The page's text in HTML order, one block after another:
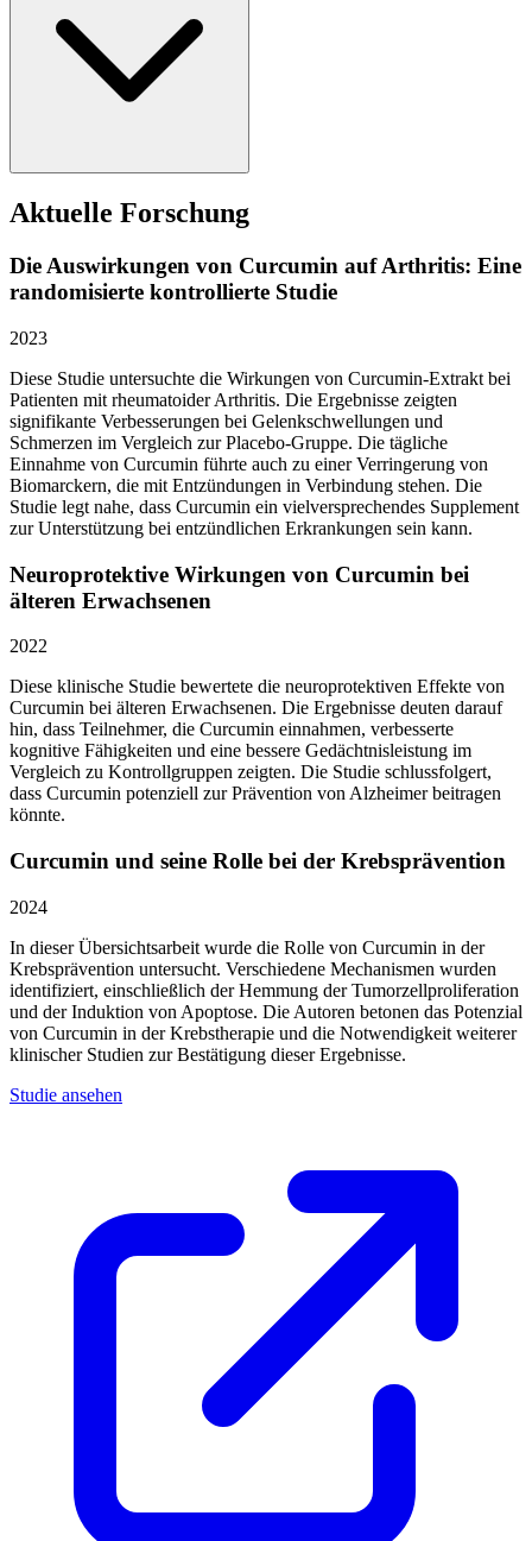
Aktuelle Forschung
Die Auswirkungen von Curcumin auf Arthritis: Eine
randomisierte kontrollierte Studie
2023
Diese Studie untersuchte die Wirkungen von Curcumin-Extrakt bei
Patienten mit rheumatoider Arthritis. Die Ergebnisse zeigten
signifikante Verbesserungen bei Gelenkschwellungen und
Schmerzen im Vergleich zur Placebo-Gruppe. Die tägliche
Einnahme von Curcumin führte auch zu einer Verringerung von
Biomarckern, die mit Entzündungen in Verbindung stehen. Die
Studie legt nahe, dass Curcumin ein vielversprechendes Supplement
zur Unterstützung bei entzündlichen Erkrankungen sein kann.
Neuroprotektive Wirkungen von Curcumin bei
älteren Erwachsenen
2022
Diese klinische Studie bewertete die neuroprotektiven Effekte von
Curcumin bei älteren Erwachsenen. Die Ergebnisse deuten darauf
hin, dass Teilnehmer, die Curcumin einnahmen, verbesserte
kognitive Fähigkeiten und eine bessere Gedächtnisleistung im
Vergleich zu Kontrollgruppen zeigten. Die Studie schlussfolgert,
dass Curcumin potenziell zur Prävention von Alzheimer beitragen
könnte.
Curcumin und seine Rolle bei der Krebsprävention
2024
In dieser Übersichtsarbeit wurde die Rolle von Curcumin in der
Krebsprävention untersucht. Verschiedene Mechanismen wurden
identifiziert, einschließlich der Hemmung der Tumorzellproliferation
und der Induktion von Apoptose. Die Autoren betonen das Potenzial
von Curcumin in der Krebstherapie und die Notwendigkeit weiterer
klinischer Studien zur Bestätigung dieser Ergebnisse.
Studie ansehen